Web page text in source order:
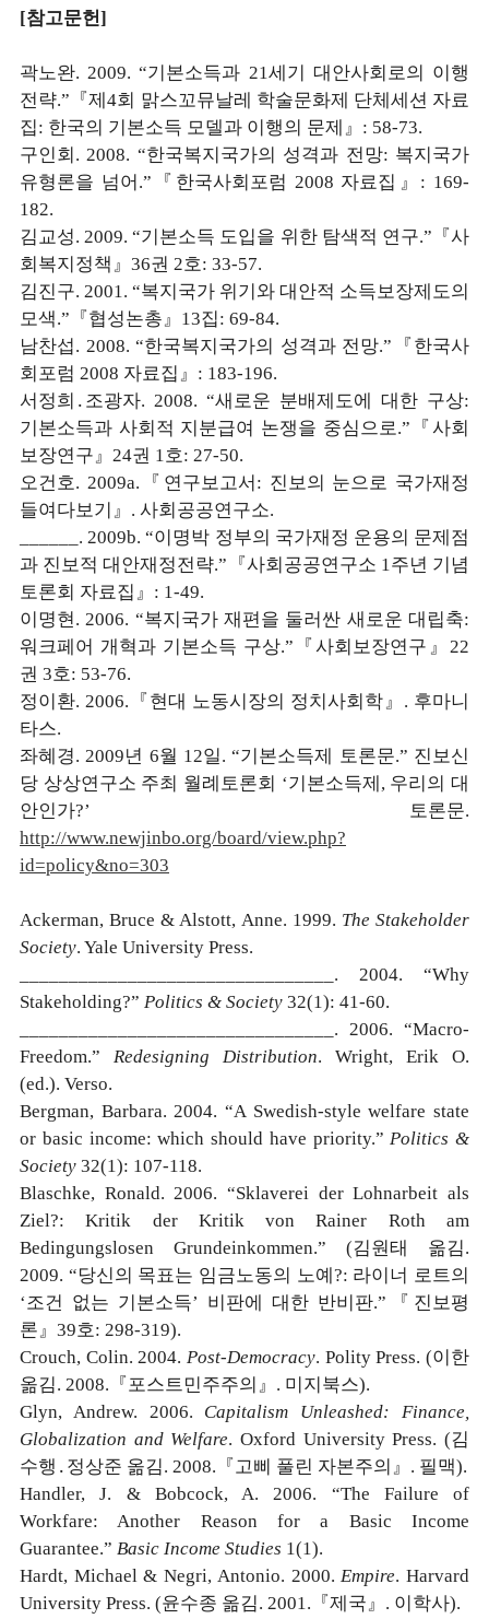
[참고문헌]
곽노완. 2009. “기본소득과 21세기 대안사회로의 이행
전략.”『제4회 맑스꼬뮤날레 학술문화제 단체세션 자료
집: 한국의 기본소득 모델과 이행의 문제』: 58-73.
구인회. 2008. “한국복지국가의 성격과 전망: 복지국가
유형론을 넘어.”『한국사회포럼 2008 자료집』: 169-
182.
김교성. 2009. “기본소득 도입을 위한 탐색적 연구.”『사
회복지정책』36권 2호: 33-57.
김진구. 2001. “복지국가 위기와 대안적 소득보장제도의
모색.”『협성논총』13집: 69-84.
남찬섭. 2008. “한국복지국가의 성격과 전망.”『한국사
회포럼 2008 자료집』: 183-196.
서정희․조광자. 2008. “새로운 분배제도에 대한 구상:
기본소득과 사회적 지분급여 논쟁을 중심으로.”『사회
보장연구』24권 1호: 27-50.
오건호. 2009a.『연구보고서: 진보의 눈으로 국가재정
들여다보기』. 사회공공연구소.
______. 2009b. “이명박 정부의 국가재정 운용의 문제점
과 진보적 대안재정전략.”『사회공공연구소 1주년 기념
토론회 자료집』: 1-49.
이명현. 2006. “복지국가 재편을 둘러싼 새로운 대립축:
워크페어 개혁과 기본소득 구상.”『사회보장연구』22
권 3호: 53-76.
정이환. 2006.『현대 노동시장의 정치사회학』. 후마니
타스.
좌혜경. 2009년 6월 12일. “기본소득제 토론문.” 진보신
당 상상연구소 주최 월례토론회 ‘기본소득제, 우리의 대
안인가?’ 토론문.
http://www.newjinbo.org/board/view.php?
id=policy&no=303
Ackerman, Bruce & Alstott, Anne. 1999. The Stakeholder
Society. Yale University Press.
________________________________. 2004. “Why
Stakeholding?” Politics & Society 32(1): 41-60.
________________________________. 2006. “Macro-
Freedom.” Redesigning Distribution. Wright, Erik O.
(ed.). Verso.
Bergman, Barbara. 2004. “A Swedish-style welfare state
or basic income: which should have priority.”Politics &
Society 32(1): 107-118.
Blaschke, Ronald. 2006. “Sklaverei der Lohnarbeit als
Ziel?: Kritik der Kritik von Rainer Roth am
Bedingungslosen Grundeinkommen.” (김원태 옮김.
2009. “당신의 목표는 임금노동의 노예?: 라이너 로트의
‘조건 없는 기본소득’ 비판에 대한 반비판.”『진보평
론』39호: 298-319).
Crouch, Colin. 2004. Post-Democracy. Polity Press. (이한
옮김. 2008.『포스트민주주의』. 미지북스).
Glyn, Andrew. 2006. Capitalism Unleashed: Finance,
Globalization and Welfare. Oxford University Press. (김
수행․정상준 옮김. 2008.『고삐 풀린 자본주의』. 필맥).
Handler, J. & Bobcock, A. 2006. “The Failure of
Workfare: Another Reason for a Basic Income
Guarantee.” Basic Income Studies 1(1).
Hardt, Michael & Negri, Antonio. 2000.Empire. Harvard
University Press. (윤수종 옮김. 2001.『제국』. 이학사).